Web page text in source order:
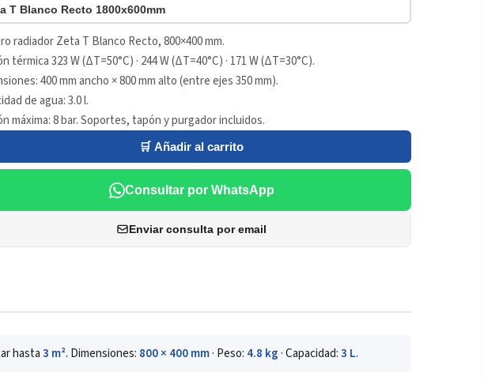
T Blanco Recto 1800x600mm
radiador Zeta T Blanco Recto, 800×400 mm.
térmica 323 W (ΔT=50°C) · 244 W (ΔT=40°C) · 171 W (ΔT=30°C).
400 mm ancho × 800 mm alto (entre ejes 350 mm).
de agua: 3.0 l.
máxima: 8 bar. Soportes, tapón y purgador incluidos.
🛒 Añadir al carrito
Consultar por WhatsApp
Enviar consulta por email
hasta3 m². Dimensiones: 800 × 400 mm· Peso: 4.8 kg· Capacidad:3 L.